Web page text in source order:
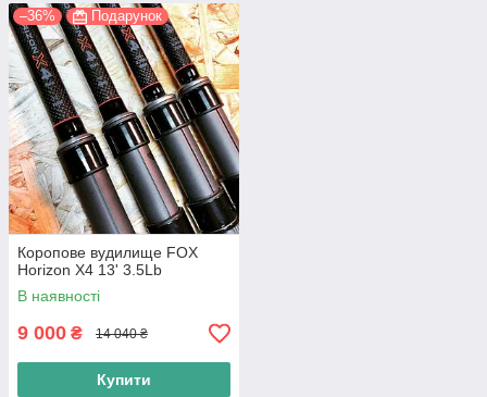
–36% Подарунок
Коропове вудилище FOX
Horizon X4 13' 3.5Lb
В наявності
9 000 ₴ 14 040 ₴
Купити